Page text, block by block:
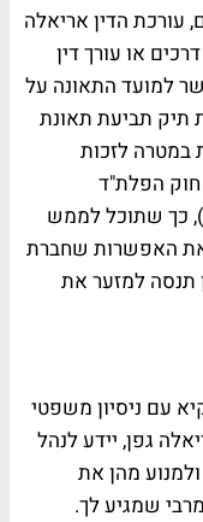
עורכת הדין אריאלה
או עורך דין
למועד התאונה על
תיק תביעת תאונת
במטרה לזכות
חוק הפלת"ד
כך שתוכל לממש
את האפשרות שחברת
תנסה למזער את
עם ניסיון משפטי
אריאלה גפן, יידע לנהל
מהן את
שמגיע לך.